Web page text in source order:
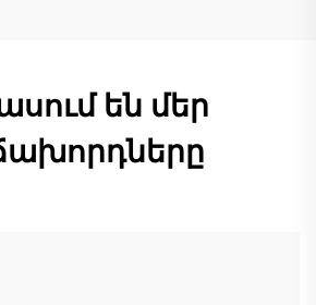
են մեր